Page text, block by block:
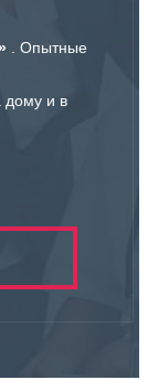
. Опытные
и в